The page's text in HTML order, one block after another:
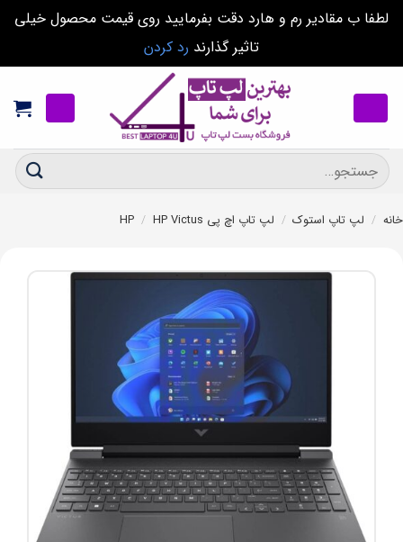
لطفا ب مقادیر رم و هارد دقت بفرمایید روی قیمت محصول خیلی
تاثیر گذارند رد کردن
content
جستجو
برای:
خانه / لپ تاپ استوک / لپ تاپ اچ پی HP / HP Victus